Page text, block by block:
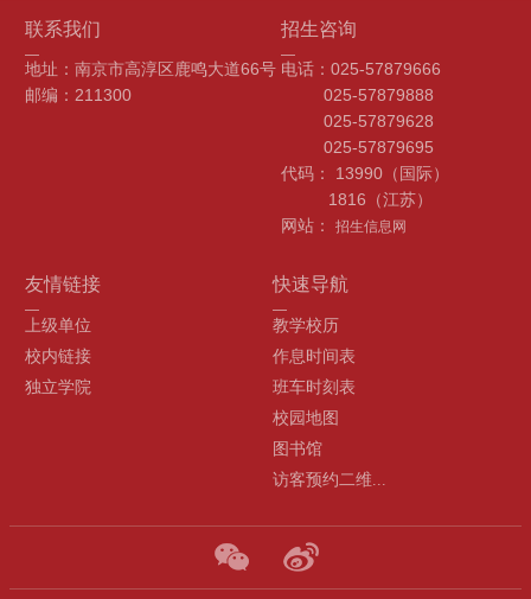
联系我们
地址：南京市高淳区鹿鸣大道66号
邮编：211300
招生咨询
电话：025-57879666
025-57879888
025-57879628
025-57879695
代码： 13990（国际）
1816（江苏）
网站： 招生信息网
友情链接
上级单位
校内链接
独立学院
快速导航
教学校历
作息时间表
班车时刻表
校园地图
图书馆
访客预约二维...